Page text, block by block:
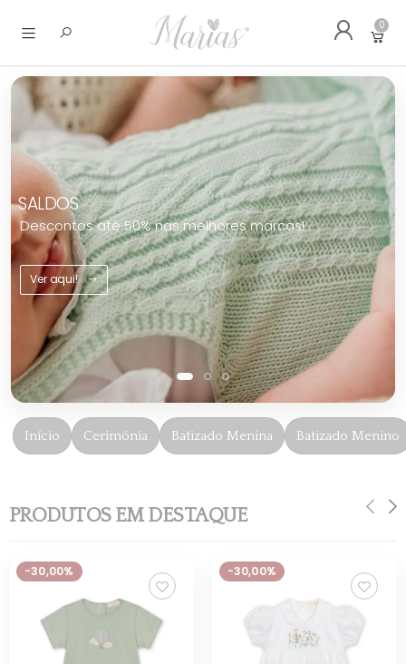
Abrir menu
0
CERIMÓNIAS
Tudo para batizados e cerimónias infantis.
Conheça as novidades!
Início Cerimónia Batizado Menina Batizado Menino
PRODUTOS EM DESTAQUE
-30,00% -30,00%